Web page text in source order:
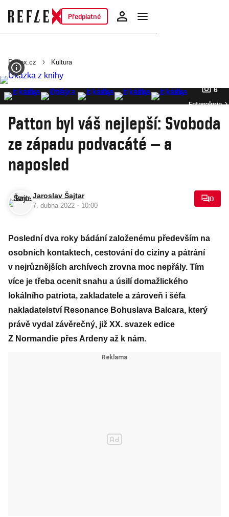
Předplatné
Reflex.cz Kultura
6
Fotogalerie
Patton byl váš nejlepší: Svoboda
ze západu podvacáté – a
naposled
Jaroslav Šajtar
7. dubna 2022 · 10:00
0
Poslední dva roky bádání založenému především na
osobních kontaktech, cestování do ciziny a pátrání
v nejrůznějších archívech zrovna moc nepřály. Tím
více je třeba ocenit snahu a úsilí domažlického
lokálního patriota, zakladatele a zároveň i šéfa
nakladatelství Resonance Bohuslava Balcara, který
právě vydal závěrečný, již XX. svazek edice
Z Normandie přes Ardeny až k nám.